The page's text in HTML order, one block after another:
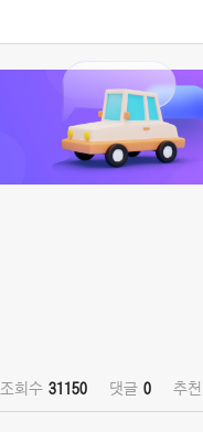
조회수 31150 댓글 0 추천